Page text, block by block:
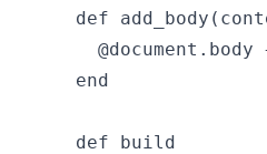
def
@document.body
  end
  def build